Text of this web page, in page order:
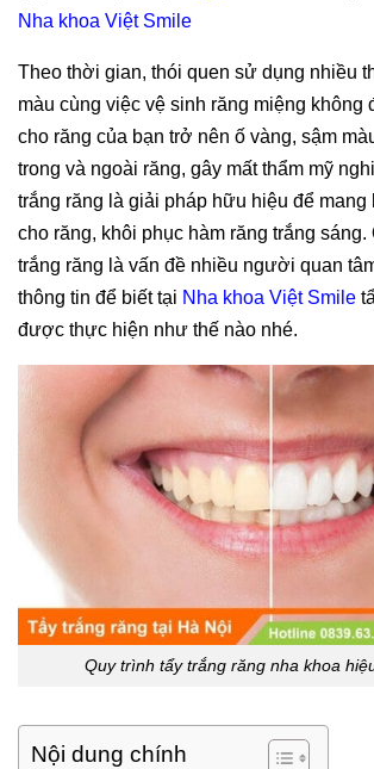
Nha khoa Việt Smile
Theo thời gian, thói quen sử dụng nhiều
màu cùng việc vệ sinh răng miệng
cho răng của bạn trở nên ố vàng, sậm
trong và ngoài răng, gây mất thẩm mỹ
trắng răng là giải pháp hữu hiệu để mang
cho răng, khôi phục hàm răng trắng sáng.
trắng răng là vấn đề nhiều người quan
thông tin để biết tại Nha khoa Việt Smile
được thực hiện như thế nào nhé.
Quy trình tẩy trắng răng nha khoa
Nội dung chính